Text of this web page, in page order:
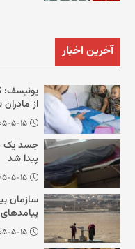
آخرین اخبار
یونیسف:
از
۱۴۰۵-
پیدا شد
۱۴۰۵-
سازمان
هشدار
۱۴۰۵-